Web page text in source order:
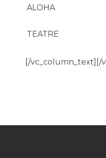
ALOHA
TEATRE
[/vc_column_text][/